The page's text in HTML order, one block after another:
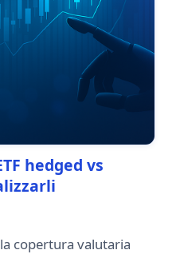
hedged vs
la copertura valutaria